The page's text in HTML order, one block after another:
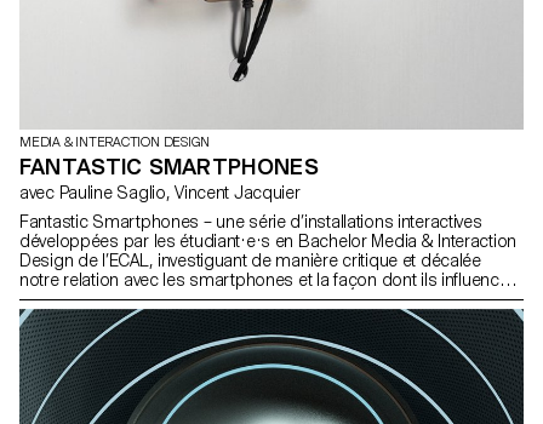
MEDIA & INTERACTION DESIGN
FANTASTIC SMARTPHONES
avec Pauline Saglio, Vincent Jacquier
Fantastic Smartphones – une série d’installations interactives
développées par les étudiant·e·s en Bachelor Media & Interaction
Design de l’ECAL, investiguant de manière critique et décalée
notre relation avec les smartphones et la façon dont ils influencent
notre comportement quotidien. Voir l'espace presse